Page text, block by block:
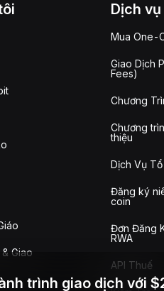
Giao
Dịch vụ
Mua One-
Giao Dịch
Fees)
Chương
Chương
thiệu
Dịch Vụ
Đăng ký
coin
Đơn Đăng
RWA
API Thuế
trình giao dịch với